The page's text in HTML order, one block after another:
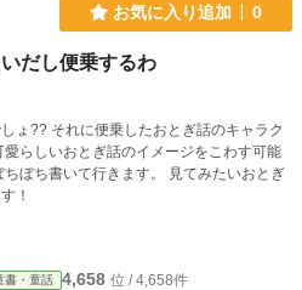
お気に入り追加 0
だし便乗するわ
ょ?? それに便乗したおとぎ話のキャラク
ぼち書いて行きます。 見てみたいおとぎ
！
書・童話 4,658 位 / 4,658件